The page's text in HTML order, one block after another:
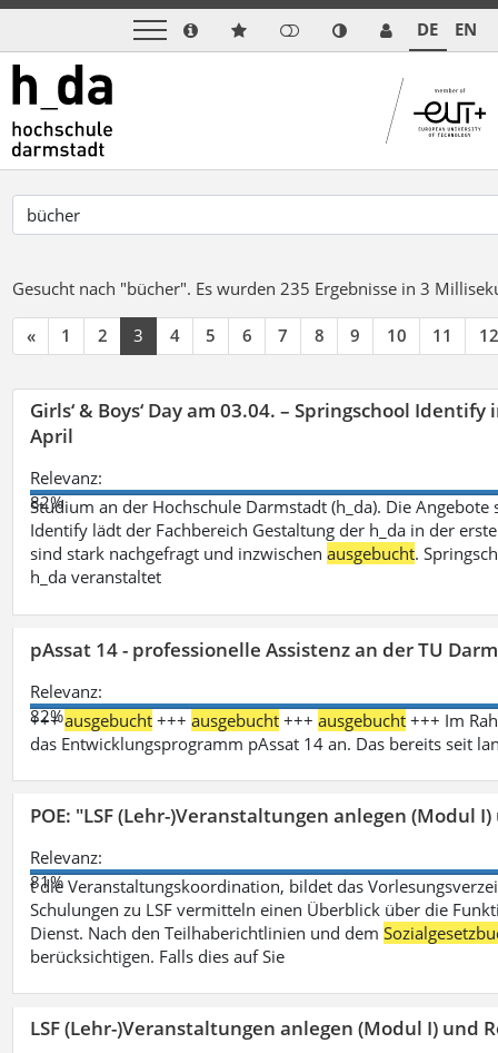
DE EN
Gesucht nach "bücher". Es wurden 235 Ergebnisse in 3
« 1 2 3 4 5 6 7 8 9 10 11 12
Girls‘ & Boys‘ Day am 03.04. – Springschool
April
Relevanz:
82%
Studium an der Hochschule Darmstadt (h_da). Die
Identify lädt der Fachbereich Gestaltung der h_da in der
sind stark nachgefragt und inzwischenausgebucht.
h_da veranstaltet
pAssat 14 - professionelle Assistenz an der TU
Relevanz:
82%
+++ausgebucht +++ausgebucht +++ausgebucht +++ Im
das Entwicklungsprogramm pAssat 14 an. Das bereits seit
POE: "LSF (Lehr-)Veranstaltungen anlegen (Modul
Relevanz:
81%
t die Veranstaltungskoordination, bildet das
Schulungen zu LSF vermitteln einen Überblick über die
Dienst. Nach den Teilhaberichtlinien und dem
berücksichtigen. Falls dies auf Sie
LSF (Lehr-)Veranstaltungen anlegen (Modul I) und